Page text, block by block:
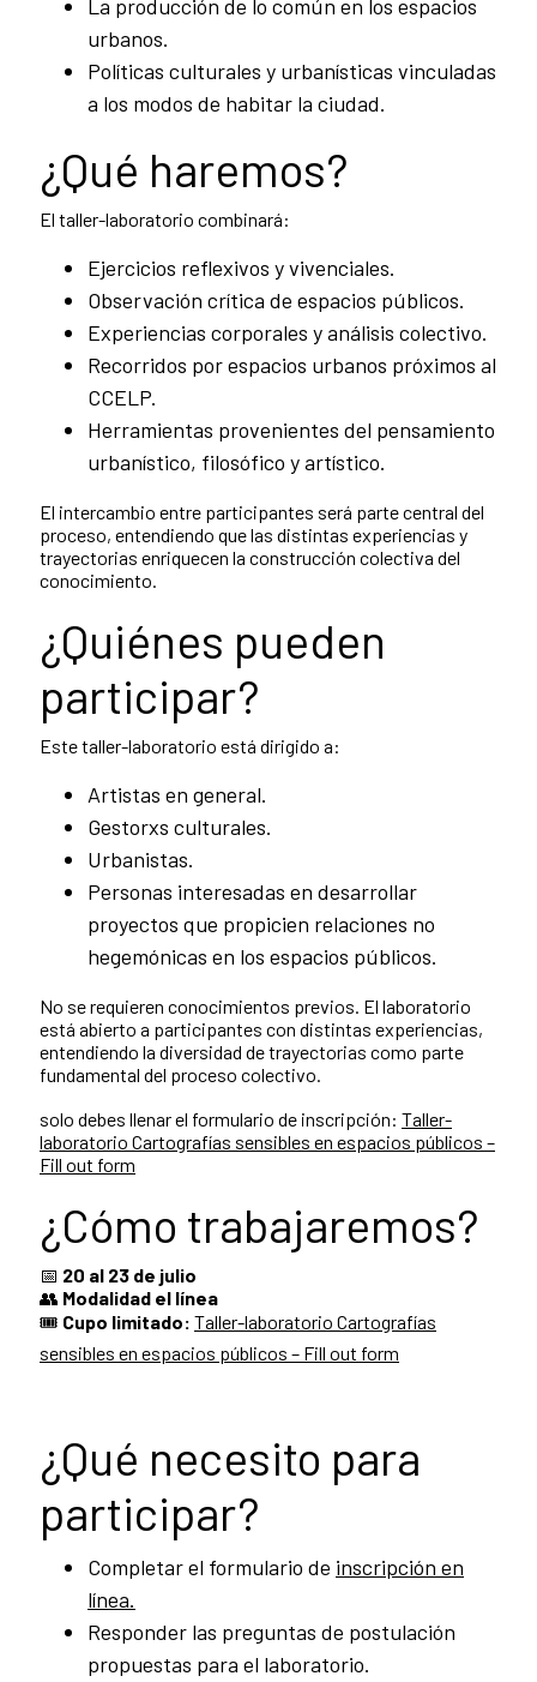
La producción de lo común en los espacios
urbanos.
Políticas culturales y urbanísticas vinculadas
a los modos de habitar la ciudad.
¿Qué haremos?
El taller-laboratorio combinará:
Ejercicios reflexivos y vivenciales.
Observación crítica de espacios públicos.
Experiencias corporales y análisis colectivo.
Recorridos por espacios urbanos próximos al
CCELP.
Herramientas provenientes del pensamiento
urbanístico, filosófico y artístico.
El intercambio entre participantes será parte central del
proceso, entendiendo que las distintas experiencias y
trayectorias enriquecen la construcción colectiva del
conocimiento.
¿Quiénes pueden
participar?
Este taller-laboratorio está dirigido a:
Artistas en general.
Gestorxs culturales.
Urbanistas.
Personas interesadas en desarrollar
proyectos que propicien relaciones no
hegemónicas en los espacios públicos.
No se requieren conocimientos previos. El laboratorio
está abierto a participantes con distintas experiencias,
entendiendo la diversidad de trayectorias como parte
fundamental del proceso colectivo.
solo debes llenar el formulario de inscripción: Taller-
laboratorio Cartografías sensibles en espacios públicos –
Fill out form
¿Cómo trabajaremos?
📅 20 al 23 de julio
👥 Modalidad el línea
🎟️ Cupo limitado: Taller-laboratorio Cartografías
sensibles en espacios públicos – Fill out form
¿Qué necesito para
participar?
Completar el formulario de inscripción en
línea.
Responder las preguntas de postulación
propuestas para el laboratorio.